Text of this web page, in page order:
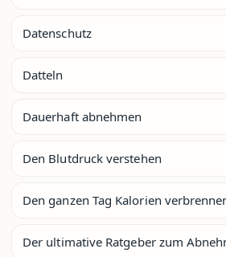
Datenschutz
Datteln
Dauerhaft abnehmen
Den Blutdruck verstehen
Den ganzen Tag Kalorien
Der ultimative Ratgeber zum